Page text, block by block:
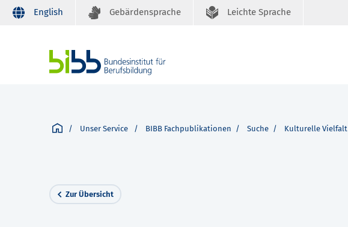
English Gebärdensprache Leichte Sprache
Unser Service BIBB Fachpublikationen Suche Kulturelle Vielfalt
Zur Übersicht